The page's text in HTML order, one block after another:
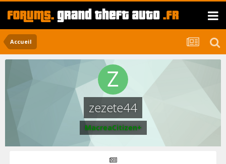
Accueil
zezete44
MacreaCitizen+